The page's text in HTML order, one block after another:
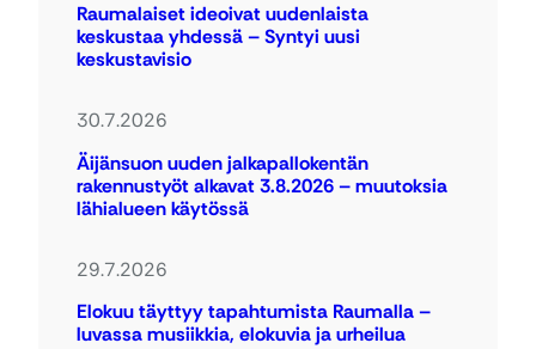
Raumalaiset ideoivat uudenlaista
keskustaa yhdessä – Syntyi uusi
keskustavisio
30.7.2026
Äijänsuon uuden jalkapallokentän
rakennustyöt alkavat 3.8.2026 – muutoksia
lähialueen käytössä
29.7.2026
Elokuu täyttyy tapahtumista Raumalla –
luvassa musiikkia, elokuvia ja urheilua